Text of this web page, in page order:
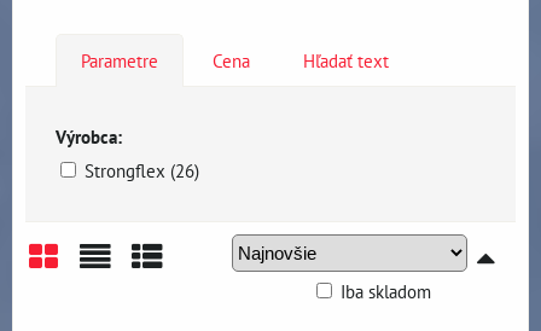
Parametre Cena Hľadať text
Výrobca:
Strongflex (26)
Iba skladom